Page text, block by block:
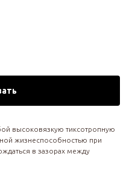
высоковязкую тиксотропную
жизнеспособностью при
в зазорах между